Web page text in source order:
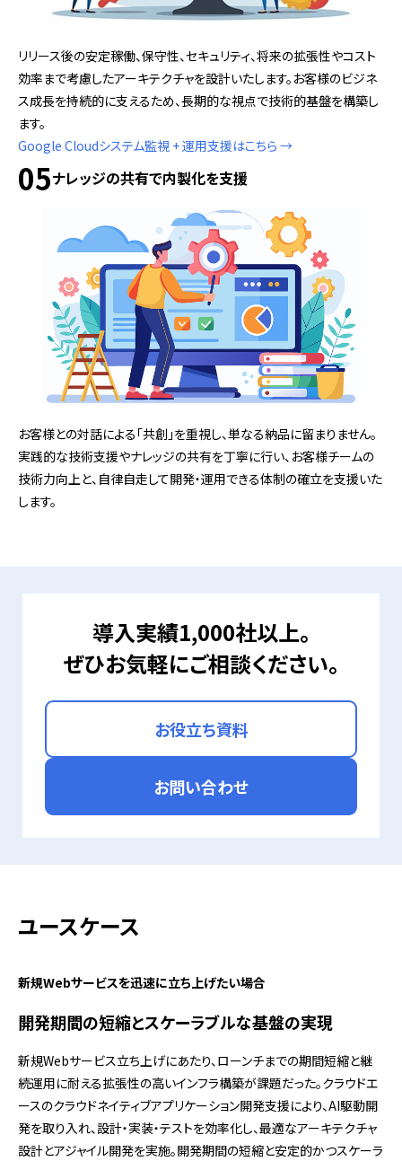
リリース後の安定稼働、保守性、セキュリティ、将来の拡張性やコスト
効率まで考慮したアーキテクチャを設計いたします。お客様のビジネ
ス成長を持続的に支えるため、長期的な視点で技術的基盤を構築し
ます。
Google Cloudシステム監視 + 運用支援はこちら →
05ナレッジの共有で内製化を支援
お客様との対話による「共創」を重視し、単なる納品に留まりません。
実践的な技術支援やナレッジの共有を丁寧に行い、お客様チームの
技術力向上と、自律自走して開発・運用できる体制の確立を支援いた
します。
導入実績1,000社以上。
ぜひお気軽にご相談ください。
お役立ち資料
お問い合わせ
ユースケース
新規Webサービスを迅速に立ち上げたい場合
開発期間の短縮とスケーラブルな基盤の実現
新規Webサービス立ち上げにあたり、ローンチまでの期間短縮と継
続運用に耐える拡張性の高いインフラ構築が課題だった。クラウドエ
ースのクラウドネイティブアプリケーション開発支援により、AI駆動開
発を取り入れ、設計・実装・テストを効率化し、最適なアーキテクチャ
設計とアジャイル開発を実施。開発期間の短縮と安定的かつスケーラ